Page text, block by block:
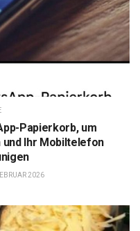
Papierkorb, um
Ihr Mobiltelefon
2026